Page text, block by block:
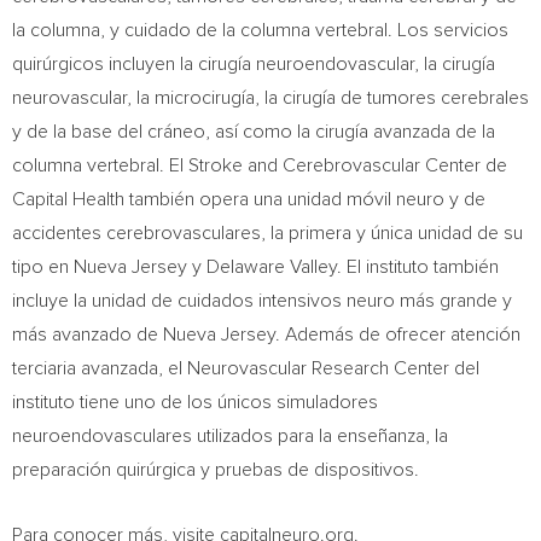
la columna, y cuidado de la columna vertebral. Los servicios
quirúrgicos incluyen la cirugía neuroendovascular, la cirugía
neurovascular, la microcirugía, la cirugía de tumores cerebrales
y de la base del cráneo, así como la cirugía avanzada de la
columna vertebral. El Stroke and Cerebrovascular Center de
Capital Health también opera una unidad móvil neuro y de
accidentes cerebrovasculares, la primera y única unidad de su
tipo en Nueva Jersey y Delaware Valley. El instituto también
incluye la unidad de cuidados intensivos neuro más grande y
más avanzado de Nueva Jersey. Además de ofrecer atención
terciaria avanzada, el Neurovascular Research Center del
instituto tiene uno de los únicos simuladores
neuroendovasculares utilizados para la enseñanza, la
preparación quirúrgica y pruebas de dispositivos.
Para conocer más, visite capitalneuro.org.